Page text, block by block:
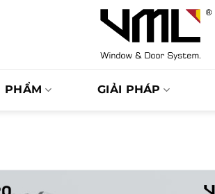
PHẨM GIẢI PHÁP